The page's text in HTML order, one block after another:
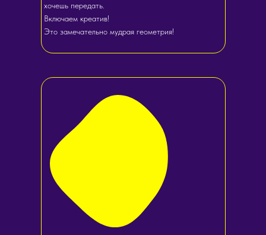
хочешь передать.
Включаем креатив!
Это замечательно мудрая геометрия!